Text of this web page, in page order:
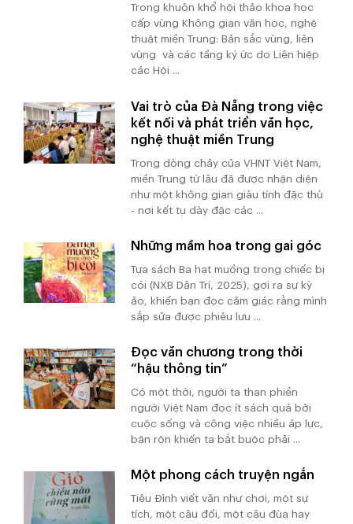
Trong khuôn khổ hội thảo khoa học
cấp vùng Không gian văn học, nghệ
thuật miền Trung: Bản sắc vùng, liên
vùng và các tầng ký ức do Liên hiệp
các Hội ...
Vai trò của Đà Nẵng trong việc
kết nối và phát triển văn học,
nghệ thuật miền Trung
Trong dòng chảy của VHNT Việt Nam,
miền Trung từ lâu đã được nhận diện
như một không gian giàu tính đặc thù
- nơi kết tụ dày đặc các ...
Những mầm hoa trong gai góc
Tựa sách Ba hạt muồng trong chiếc bị
cói (NXB Dân Trí, 2025), gợi ra sự kỳ
ảo, khiến bạn đọc cảm giác rằng mình
sắp sửa được phiêu lưu ...
Đọc văn chương trong thời
“hậu thông tin”
Có một thời, người ta than phiền
người Việt Nam đọc ít sách quá bởi
cuộc sống và công việc nhiều áp lực,
bận rộn khiến ta bắt buộc phải ...
Một phong cách truyện ngắn
Tiêu Đình viết văn như chơi, một sự
tích, một câu đối, một câu đùa hay